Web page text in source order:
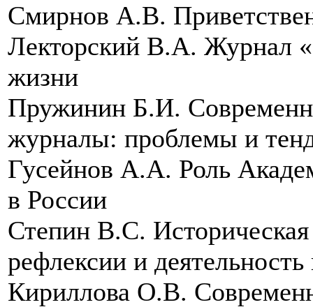
Смирнов А.В.
Лекторский В.А. Журнал
жизни
Пружинин Б.И.
журналы: проблемы и
Гусейнов А.А. Роль
в России
Степин В.С.
рефлексии и
Кириллова О.В.